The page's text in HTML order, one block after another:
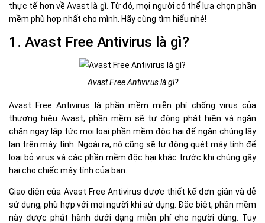
thực tế hơn về Avast là gì. Từ đó, mọi người có thể lựa chọn phần
mềm phù hợp nhất cho mình. Hãy cùng tìm hiểu nhé!
1. Avast Free Antivirus là gì?
Avast Free Antivirus là gì?
Avast Free Antivirus là phần mềm miễn phí chống virus của
thương hiệu Avast, phần mềm sẽ tự động phát hiện và ngăn
chặn ngay lập tức mọi loại phần mềm độc hại để ngăn chúng lây
lan trên máy tính. Ngoài ra, nó cũng sẽ tự động quét máy tính để
loại bỏ virus và các phần mềm độc hại khác trước khi chúng gây
hại cho chiếc máy tính của bạn.
Giao diện của Avast Free Antivirus được thiết kế đơn giản và dễ
sử dụng, phù hợp với mọi người khi sử dụng. Đặc biệt, phần mềm
này được phát hành dưới dạng miễn phí cho người dùng. Tuy